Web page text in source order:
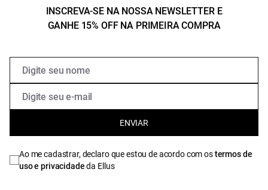
INSCREVA-SE NA NOSSA NEWSLETTER E
GANHE 15% OFF NA PRIMEIRA COMPRA
ENVIAR
Ao me cadastrar, declaro que estou de acordo com ostermos de
uso e privacidadeda Ellus